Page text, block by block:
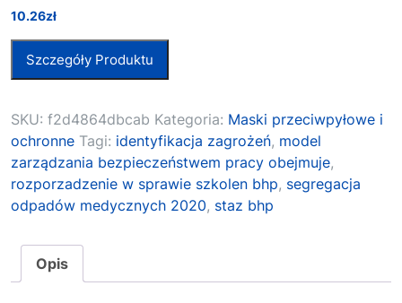
10.26zł
Szczegóły Produktu
SKU: f2d4864dbcab Kategoria: Maski przeciwpyłowe i
ochronne Tagi: identyfikacja zagrożeń, model
zarządzania bezpieczeństwem pracy obejmuje,
rozporzadzenie w sprawie szkolen bhp, segregacja
odpadów medycznych 2020, staz bhp
Opis